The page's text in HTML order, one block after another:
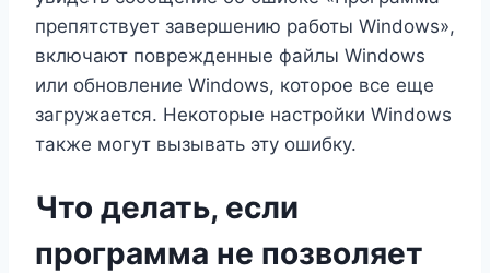
препятствует завершению работы Windows»,
включают поврежденные файлы Windows
или обновление Windows, которое все еще
загружается. Некоторые настройки Windows
также могут вызывать эту ошибку.
Что делать, если
программа не позволяет